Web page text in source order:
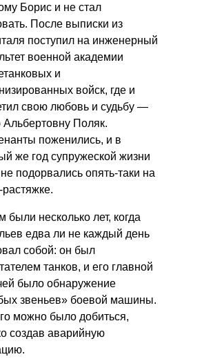
Борис и не стал
После выписки из
поступил на инженерный
военной академии
и
войск, где и
свою любовь и судьбу —
Поляк.
поженились, и в
же год супружеской жизни
подорвались опять-таки на
были несколько лет, когда
едва ли не каждый день
собой: он был
танков, и его главной
было обнаружение
звеньев» боевой машины.
можно было добиться,
создав аварийную